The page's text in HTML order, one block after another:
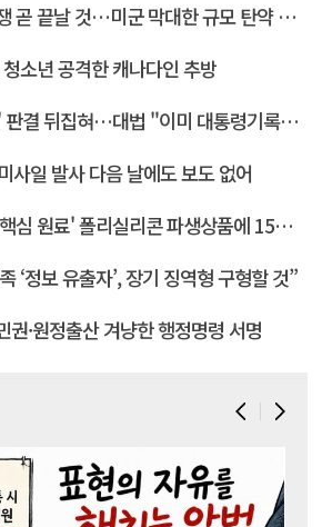
끝날 것…미군 막대한 규모 탄약 보유"
청소년 공격한 캐나다인 추방
뒤집혀…대법 "이미 대통령기록관 이관"
사일 발사 다음 날에도 보도 없어
원료' 폴리실리콘 파생상품에 15% 관세
‘정보 유출자’, 장기 징역형 구형할 것”
권·원정출산 겨냥한 행정명령 서명